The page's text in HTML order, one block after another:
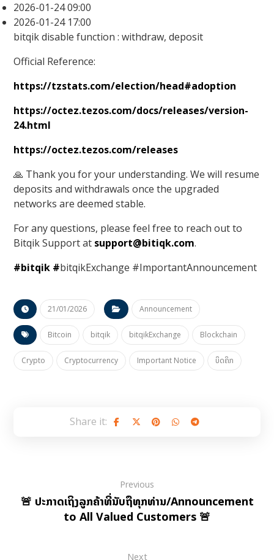
2026-01-24 09:00
2026-01-24 17:00
bitqik disable function : withdraw, deposit
Official Reference:
https://tzstats.com/election/head#adoption
https://octez.tezos.com/docs/releases/version-
24.html
https://octez.tezos.com/releases
🙏 Thank you for your understanding. We will resume
deposits and withdrawals once the upgraded
networks are deemed stable.
For any questions, please feel free to reach out to
Bitqik Support at support@bitiqk.com.
#bitqik #bitqikExchange #ImportantAnnouncement
21/01/2026 Announcement
Bitcoin bitqik bitqikExchange Blockchain
Crypto Cryptocurrency Important Notice ບິດຄິກ
Previous
🚨 ປະກາດເຖິງລູກຄ້າທີ່ນັບຖືທຸກທ່ານ/Announcement
to All Valued Customers 🚨
Next